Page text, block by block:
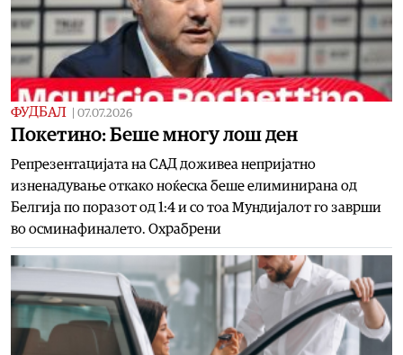
ФУДБАЛ 07.07.2026
Покетино: Беше многу лош ден
Репрезентацијата на САД доживеа непријатно
изненадување откако ноќеска беше елиминирана од
Белгија по поразот од 1:4 и со тоа Мундијалот го заврши
во осминафиналето. Охрабрени